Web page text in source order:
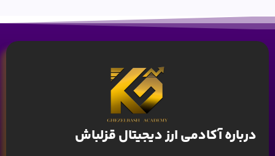
درباره آکادمی ارز دیجیتال قزلباش